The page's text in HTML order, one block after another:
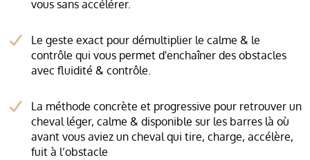
vous sans accélérer.
Le geste exact pour démultiplier le calme & le
contrôle qui vous permet d'enchaîner des obstacles
avec fluidité & contrôle.
La méthode concrète et progressive pour retrouver un
cheval léger, calme & disponible sur les barres là où
avant vous aviez un cheval qui tire, charge, accélère,
fuit à l’obstacle